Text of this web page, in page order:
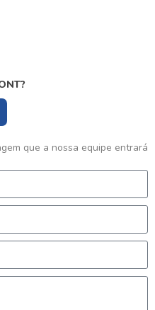
que a nossa equipe entrará